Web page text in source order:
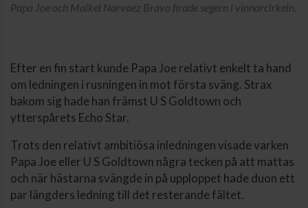
Papa Joe och Maikel Narvaez Bravo firade segern i vinnarcirkeln.
Efter en fin start kunde Papa Joe relativt enkelt ta hand
om ledningen i rusningen in mot första sväng. Strax
bakom sig hade han främst U S Goldtown och
ytterspårets Echo Star.
Trots den relativt ambitiösa inledningen visade varken
Papa Joe eller U S Goldtown några tecken på att mattas
och när hästarna svängde in på upploppet hade duon ett
par längders ledning till det resterande fältet.